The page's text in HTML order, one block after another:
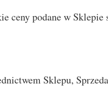
podane w Sklepie
Sklepu,